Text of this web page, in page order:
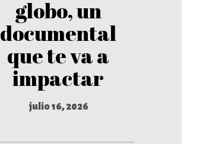
globo, un
documental
que te va a
impactar
julio 16, 2026